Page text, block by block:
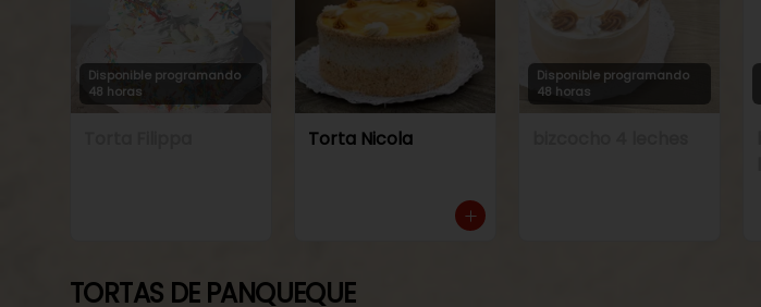
Disponible programando
48 horas
Torta Nicola
Disponible programando
48 horas
TORTAS DE PANQUEQUE